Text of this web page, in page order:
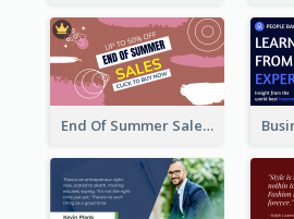
End Of Summer Sale Twitter Post Design Idea